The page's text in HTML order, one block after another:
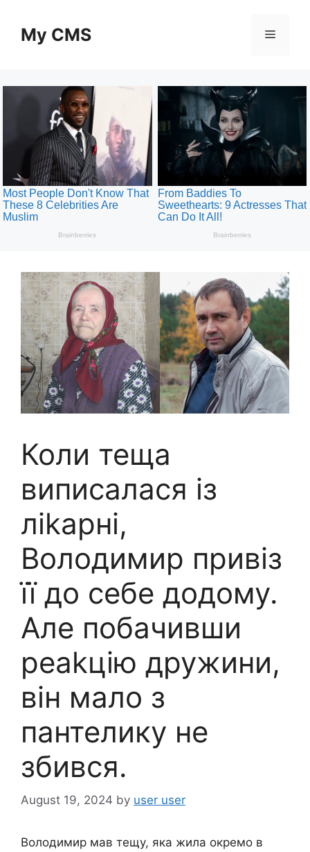
contentMy CMS Menu
Коли теща
виписалася із
ліkарні,
Володимир привіз
її до себе додому.
Але побачивши
реаkцію дружини,
він мало з
пантелику не
збився.
August 19, 2024 by user user
Володимир мав тещу, яка жила окремо в